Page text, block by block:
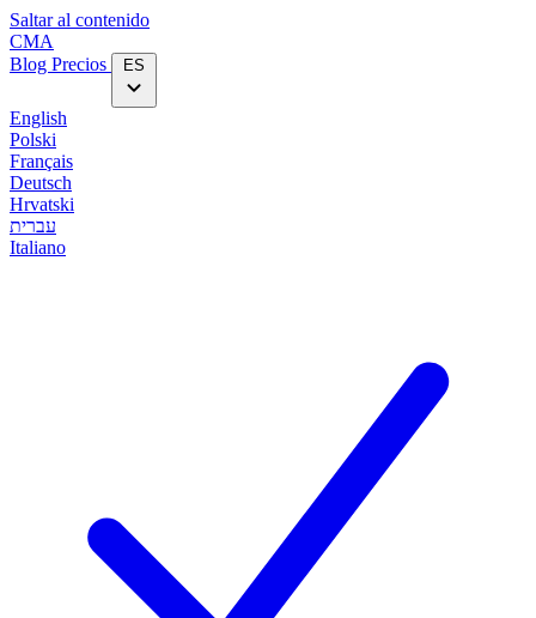
Saltar al contenido
CMA
Blog‎ Precios ES
English
Polski
Français
Deutsch
Hrvatski
עברית
Italiano